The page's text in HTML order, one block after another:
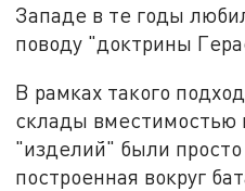
Западе в те годы
поводу "доктрины
В рамках такого
склады вместимостью
"изделий" были
построенная вокруг